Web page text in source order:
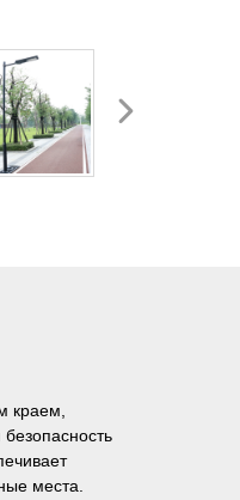
краем,
места.